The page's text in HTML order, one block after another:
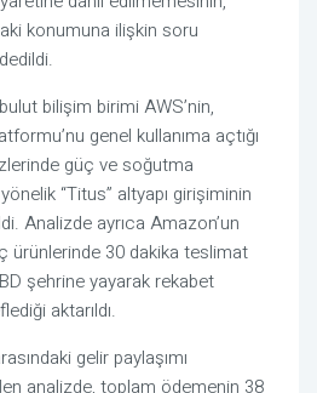
konumuna ilişkin soru
bilişim birimi AWS’nin,
genel kullanıma açtığı
güç ve soğutma
“Titus” altyapı girişiminin
Analizde ayrıca Amazon’un
ürünlerinde 30 dakika teslimat
şehrine yayarak rekabet
aktarıldı.
gelir paylaşımı
analizde, toplam ödemenin 38